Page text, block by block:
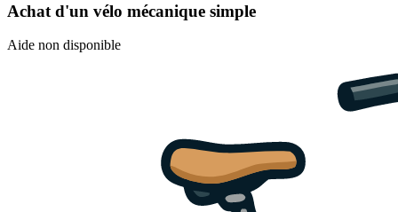
Achat d'un vélo mécanique simple
Aide non disponible